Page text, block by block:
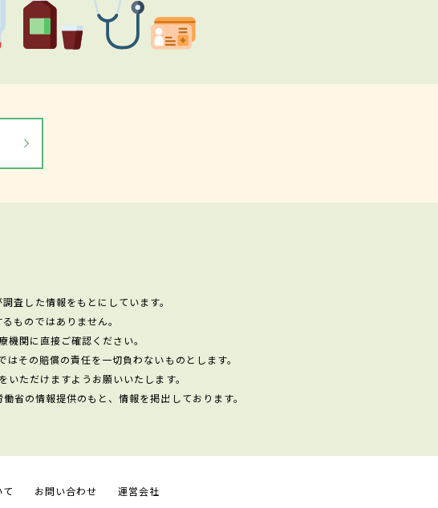
査した情報をもとにしています。
ものではありません。
関に直接ご確認ください。
その賠償の責任を一切負わないものとします。
ただけますようお願いいたします。
省の情報提供のもと、情報を掲出しております。
お問い合わせ 運営会社